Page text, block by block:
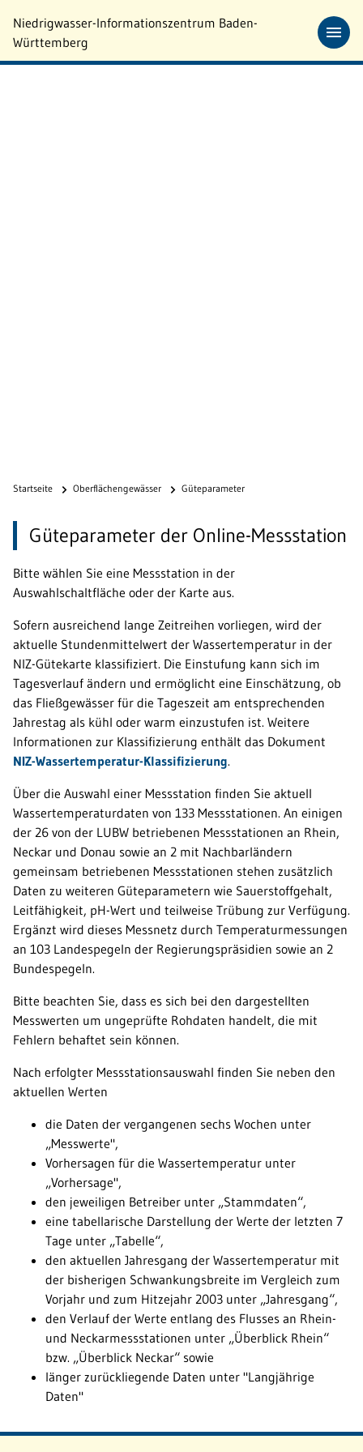
Zum Hauptinhalt springen
Niedrigwasser-Informationszentrum Baden-
Württemberg
Startseite Oberflächengewässer Güteparameter
Güteparameter der Online-Messstation
Bitte wählen Sie eine Messstation in der
Auswahlschaltfläche oder der Karte aus.
Sofern ausreichend lange Zeitreihen vorliegen, wird der
aktuelle Stundenmittelwert der Wassertemperatur in der
NIZ-Gütekarte klassifiziert. Die Einstufung kann sich im
Tagesverlauf ändern und ermöglicht eine Einschätzung, ob
das Fließgewässer für die Tageszeit am entsprechenden
Jahrestag als kühl oder warm einzustufen ist. Weitere
Informationen zur Klassifizierung enthält das Dokument
NIZ-Wassertemperatur-Klassifizierung.
Über die Auswahl einer Messstation finden Sie aktuell
Wassertemperaturdaten von 133 Messstationen. An einigen
der 26 von der LUBW betriebenen Messstationen an Rhein,
Neckar und Donau sowie an 2 mit Nachbarländern
gemeinsam betriebenen Messstationen stehen zusätzlich
Daten zu weiteren Güteparametern wie Sauerstoffgehalt,
Leitfähigkeit, pH-Wert und teilweise Trübung zur Verfügung.
Ergänzt wird dieses Messnetz durch Temperaturmessungen
an 103 Landespegeln der Regierungspräsidien sowie an 2
Bundespegeln.
Bitte beachten Sie, dass es sich bei den dargestellten
Messwerten um ungeprüfte Rohdaten handelt, die mit
Fehlern behaftet sein können.
Nach erfolgter Messstationsauswahl finden Sie neben den
aktuellen Werten
die Daten der vergangenen sechs Wochen unter
„Messwerte",
Vorhersagen für die Wassertemperatur unter
„Vorhersage",
den jeweiligen Betreiber unter „Stammdaten“,
eine tabellarische Darstellung der Werte der letzten 7
Tage unter „Tabelle“,
den aktuellen Jahresgang der Wassertemperatur mit
der bisherigen Schwankungsbreite im Vergleich zum
Vorjahr und zum Hitzejahr 2003 unter „Jahresgang“,
den Verlauf der Werte entlang des Flusses an Rhein-
und Neckarmessstationen unter „Überblick Rhein“
bzw. „Überblick Neckar“ sowie
länger zurückliegende Daten unter "Langjährige
Daten"